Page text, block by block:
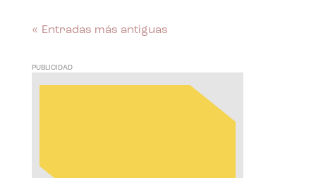
« Entradas más antiguas
PUBLICIDAD